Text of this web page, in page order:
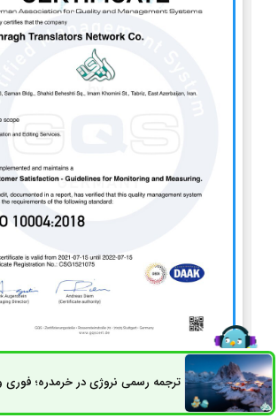
ترجمه رسمی نروژی در خرمدره؛ فوریراه های ارتباطی